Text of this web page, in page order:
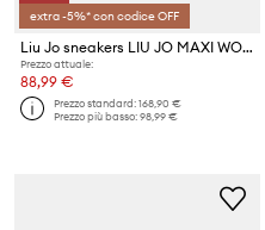
extra -5%* con codice OFF
Liu Jo sneakers LIU JO MAXI WONDER 01
Prezzo attuale:
88,99 €
Prezzo standard:168,90 €
Prezzo più basso:98,99 €